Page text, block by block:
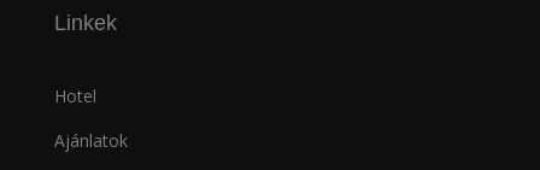
Linkek
Hotel
Ajánlatok